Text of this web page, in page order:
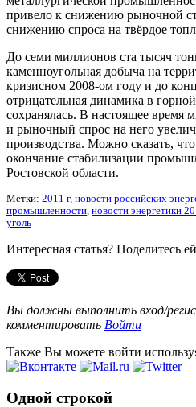
привело к снижению рыночной
снижению спроса на твёрдое
До семи миллионов ста тысяч
каменноугольная добыча на
кризисном 2008-ом году и до
отрицательная динамика в
сохранялась. В настоящее время
и рыночный спрос на него
производства. Можно сказать,
окончание стабилизации
Ростовской области.
Метки: 2011 г, новости российских
промышленности, новости энергетики
уголь
Интересная статья? Поделитесь
Вы должны выполнить вход/
комментировать Войти
Также Вы можете войти
Одной строкой